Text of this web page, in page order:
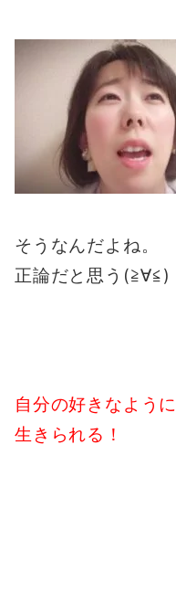
そうなんだよね。
正論だと思う(≧∀≦)
自分の好きなように
生きられる！